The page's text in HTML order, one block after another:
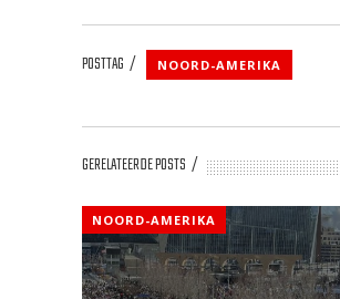
POSTTAG NOORD-AMERIKA
GERELATEERDE POSTS
NOORD-AMERIKA